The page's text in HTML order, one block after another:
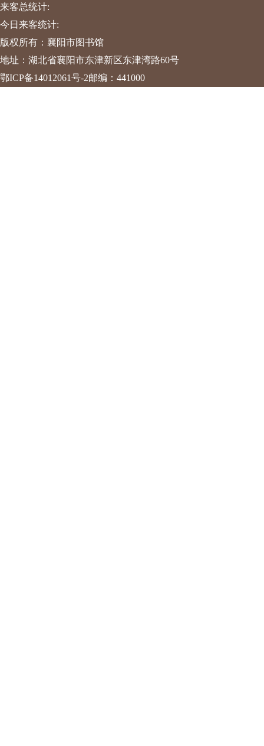
来客总统计:
今日来客统计:
版权所有：襄阳市图书馆
地址：湖北省襄阳市东津新区东津湾路60号
鄂ICP备14012061号-2邮编：441000